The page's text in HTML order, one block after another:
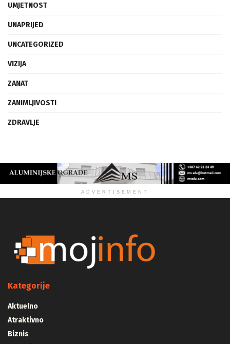
UMJETNOST
UNAPRIJED
UNCATEGORIZED
VIZIJA
ZANAT
ZANIMLJIVOSTI
ZDRAVLJE
ADVERTISEMENT
Kategorije
Aktuelno
Atraktivno
Biznis